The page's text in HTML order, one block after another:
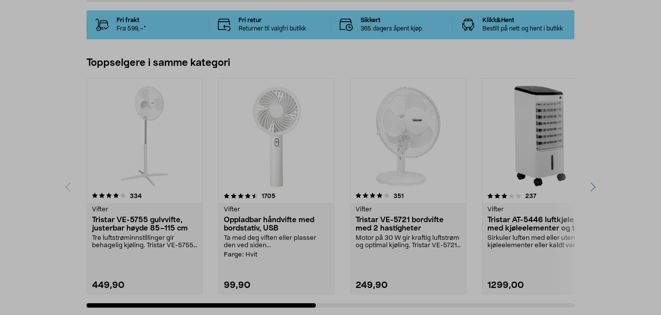
Fri frakt
Fra 599,–*
Fri retur
Returner til valgfri butikk
Sikkert
365 dagers åpent kjøp
Klikk&Hent
Bestill på nett og hent i butikk
Toppselgere i samme kategori
334anmeldelser
Vifter
Tristar VE-5755 gulvvifte,
justerbar høyde 85–115 cm
Tre luftstrøminnstillinger gir
behagelig kjøling. Tristar VE-5755
449,90
4.5 av 5 stjerner 1705anmeldelser
Vifter
Oppladbar håndvifte med
bordstativ, USB
Ta med deg viften eller plasser
den ved siden...
Farge: Hvit
99,90
4.0 av 5 stjerner 351
Vifter
Tristar VE-5721 bordvifte
med 2 hastigheter
Motor på 30 W gir kraftig luftstrøm
og optimal kjøling. Tristar VE-5721
249,90
3.0 av 5 stjerner 237anmeldelser
Vifter
Tristar AT-5446 luftkjøler
med kjøleelementer og timer
Sirkuler luften med eller uten
kjøleelementer eller kaldt vann.
1299,00
4.5 av 5 stjerner